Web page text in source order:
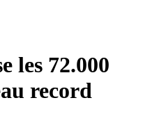
les 72.000
record